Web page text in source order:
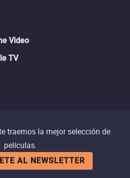
Video
TV
traemos la mejor selección de
películas.
AL NEWSLETTER